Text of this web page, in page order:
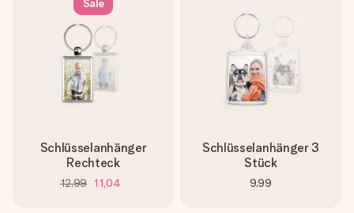
Sale
Schlüsselanhänger
Rechteck
12,99 11,04
Schlüsselanhänger 3
Stück
9,99